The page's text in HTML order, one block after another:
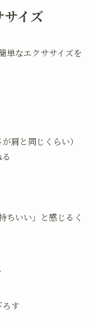
サイズ
単なエクササイズを
肩と同じくらい）
ちいい」と感じるく
ろす